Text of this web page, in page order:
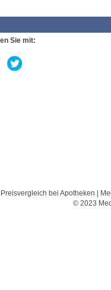
Sie mit:
bei Apotheken |
© 2023